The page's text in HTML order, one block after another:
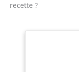
recette ?